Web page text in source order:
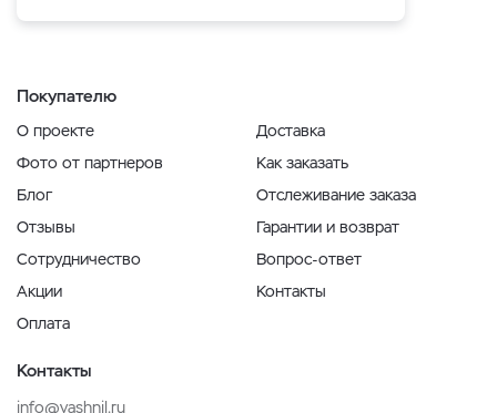
Покупателю
О проекте
Фото от партнеров
Блог
Отзывы
Сотрудничество
Акции
Оплата
Доставка
Как заказать
Отслеживание заказа
Гарантии и возврат
Вопрос-ответ
Контакты
Контакты
info@vashnil.ru